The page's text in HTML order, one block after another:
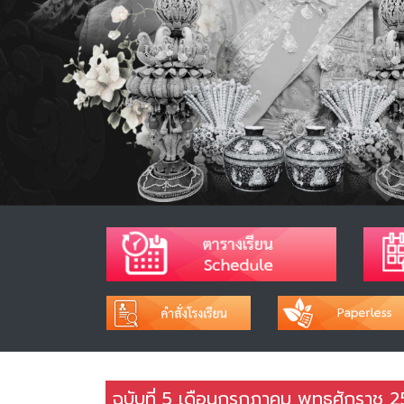
ฉบับที่ 5 เดือนกรกฎาคม พุทธศักราช